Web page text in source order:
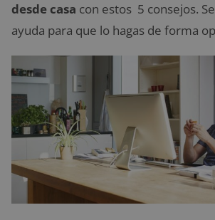
desde casa con estos 5 consejos.
ayuda para que lo hagas de forma